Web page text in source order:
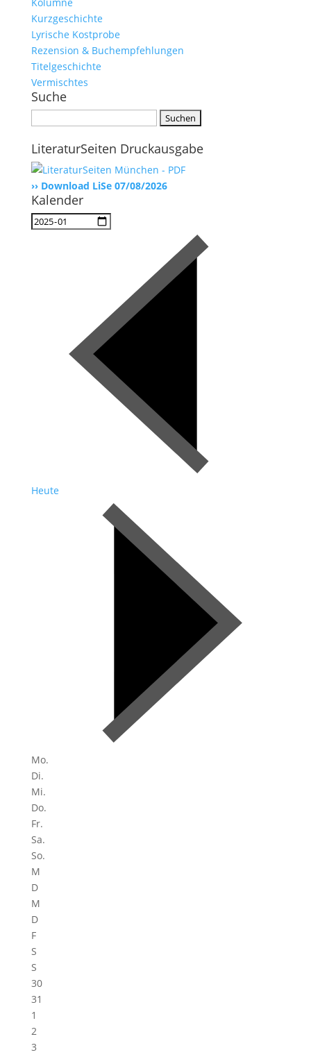
Kurzgeschichte
Lyrische Kostprobe
Rezension & Buchempfehlungen
Titelgeschichte
Vermischtes
Suche
LiteraturSeiten Druckausgabe
›› Download LiSe 07/08/2026
Kalender
Heute
Mo.
Di.
Mi.
Do.
Fr.
Sa.
So.
M
D
M
D
F
S
S
30
31
1
2
3